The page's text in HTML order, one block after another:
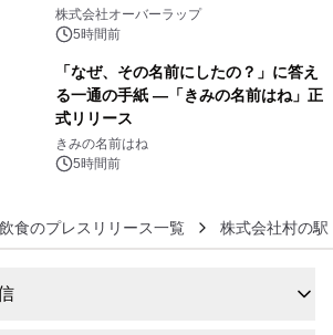
た画集『ポケットモンスター ビジュア
ルアートブック』の発売決定！ 2026
株式会社オーバーラップ
5時間前
「なぜ、その名前にしたの？」に答え
る一通の手紙 ―「きみの名前はね」正
式リリース
きみの名前はね
5時間前
食のプレスリリース一覧 株式会社村の駅